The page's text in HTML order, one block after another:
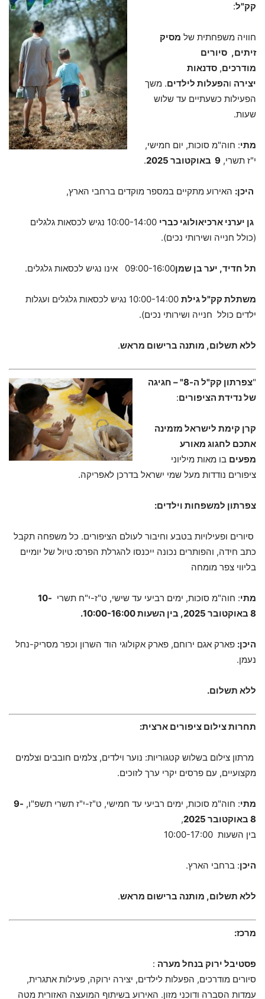
קק"ל:
חוויה משפחתית של מסיק
זיתים, סיורים
מודרכים, סדנאות
יצירה והפעלות לילדים. משך
הפעילות כשעתיים עד שלוש
שעות.
מתי: חוה"מ סוכות, יום חמישי,
י"ז תשרי, 9 באוקטובר 2025 .
היכן: האירוע מתקיים במספר מוקדים ברחבי הארץ,
גן יערני ארכיאולוגי כברי
10:00-14:00 נגיש לכסאות גלגלים
(כולל חנייה ושירותי נכים).
תל חדיד, יער בן שמן09:00-16:00 אינו נגיש לכסאות גלגלים.
משתלת קק"ל גילת
10:00-14:00 נגיש לכסאות גלגלים ועגלות
ילדים כולל חנייה ושירותי נכים).
ללא תשלום, מותנה ברישום מראש.
"
צפרתון קק"ל ה-8" – חגיגה
של נדידת הציפורים:
קרן קימת לישראל מזמינה
אתכם לחגוג מאורע
מפעים בו מאות מיליוני
ציפורים נודדות מעל שמי ישראל בדרכן לאפריקה.
צפרתון למשפחות וילדים:
סיורים ופעילויות בטבע וחיבור לעולם הציפורים. כל משפחה תקבל
כתב חידה, והפותרים נכונה ייכנסו להגרלת הפרס: טיול של יומיים
בליווי צפר מומחה
מתי: חוה"מ סוכות, ימים רביעי עד שישי, ט"ז-י"ח תשרי 10-
8 באוקטובר 2025, בין השעות 10:00-16:00.
היכן: פארק אגם ירוחם, פארק אקולוגי הוד השרון וכפר מסריק-נחל
נעמן.
ללא תשלום.
תחרות צילום ציפורים ארצית:
מרתון צילום בשלוש קטגוריות: נוער וילדים, צלמים חובבים וצלמים
מקצועיים, עם פרסים יקרי ערך לזוכים.
מתי: חוה"מ סוכות, ימים רביעי עד חמישי, ט"ז-י"ז תשרי תשפ"ו, 9-
8 באוקטובר 2025
,
בין השעות 10:00-17:00
היכן: ברחבי הארץ.
ללא תשלום, מותנה ברישום מראש.
מרכז:
פסטיבל ירוק בנחל מערה :
סיורים מודרכים, הפעלות לילדים, יצירה ירוקה, פעילות אתגרית,
עמדות הסברה ודוכני מזון. האירוע בשיתוף המועצה האזורית מטה